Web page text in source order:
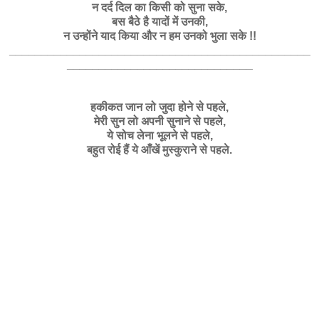
न दर्द दिल का किसी को सुना सके,
बस बैठे है यादों में उनकी,
न उन्होंने याद किया और न हम उनको भुला सके !!
हकीकत जान लो जुदा होने से पहले,
मेरी सुन लो अपनी सुनाने से पहले,
ये सोच लेना भूलने से पहले,
बहुत रोई हैं ये आँखें मुस्कुराने से पहले.